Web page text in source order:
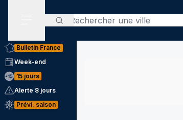
Rechercher
Bulletin France
Week-end
15 jours
Alerte 8 jours
Prévi. saison